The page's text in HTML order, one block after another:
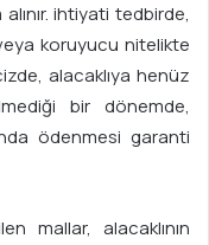
ihtiyati tedbirde,
koruyucu nitelikte
alacaklıya henüz
bir dönemde,
ödenmesi garanti
mallar, alacaklının